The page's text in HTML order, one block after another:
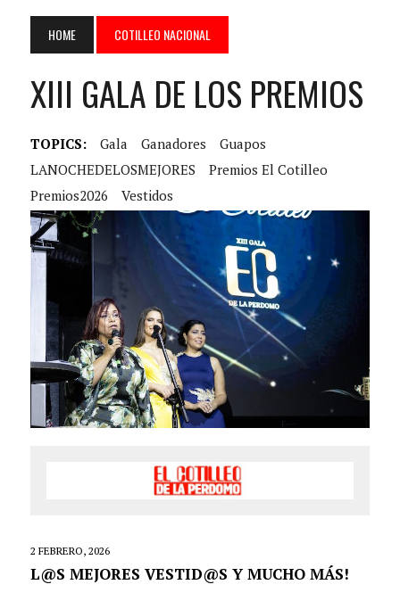
HOME COTILLEO NACIONAL
XIII GALA DE LOS PREMIOS
TOPICS: Gala Ganadores
Guapos
LANOCHEDELOSMEJORES
Premios El Cotilleo
Premios2026
Vestidos
2 FEBRERO, 2026
L@S MEJORES VESTID@S Y MUCHO MÁS!